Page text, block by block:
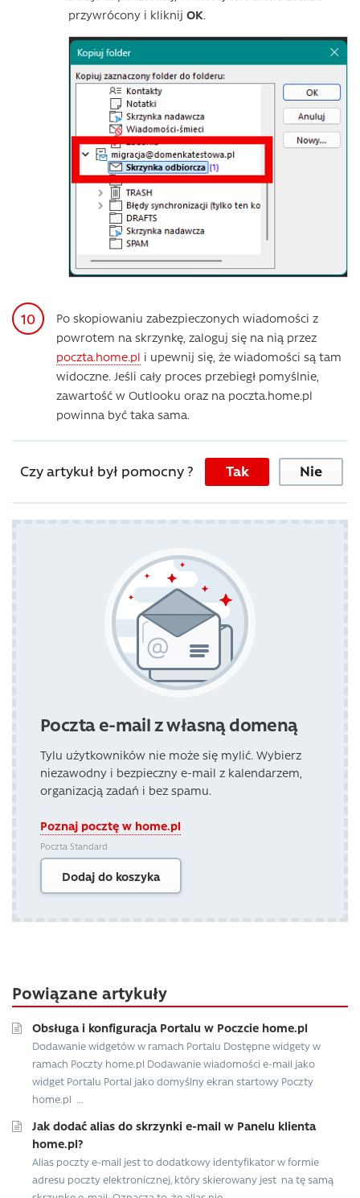
przywrócony i kliknij OK.
Po skopiowaniu zabezpieczonych wiadomości z
powrotem na skrzynkę, zaloguj się na nią przez
poczta.home.pl i upewnij się, że wiadomości są tam
widoczne. Jeśli cały proces przebiegł pomyślnie,
zawartość w Outlooku oraz na poczta.home.pl
powinna być taka sama.
Czy artykuł był pomocny ? Tak Nie
Poczta e-mail z własną domeną
Tylu użytkowników nie może się mylić. Wybierz
niezawodny i bezpieczny e-mail z kalendarzem,
organizacją zadań i bez spamu.
Poznaj pocztę w home.pl
Poczta Standard
Dodaj do koszyka
Powiązane artykuły
Obsługa i konfiguracja Portalu w Poczcie home.pl
Dodawanie widgetów w ramach Portalu Dostępne widgety w
ramach Poczty home.pl Dodawanie wiadomości e-mail jako
widget Portalu Portal jako domyślny ekran startowy Poczty
home.pl ...
Jak dodać alias do skrzynki e-mail w Panelu klienta
home.pl?
Alias poczty e-mail jest to dodatkowy identyfikator w formie
adresu poczty elektronicznej, który skierowany jest na tę samą